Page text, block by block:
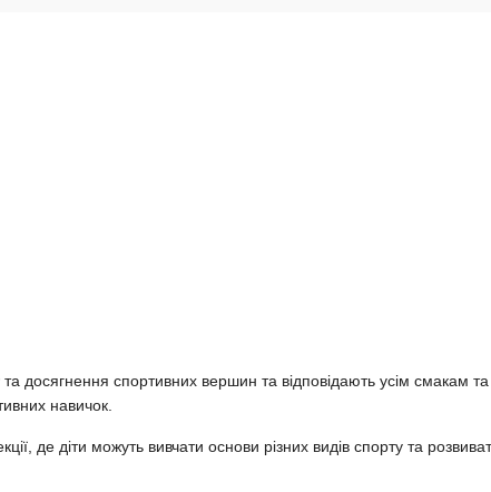
досягнення спортивних вершин та відповідають усім смакам
навичок.
де діти можуть вивчати основи різних видів спорту та